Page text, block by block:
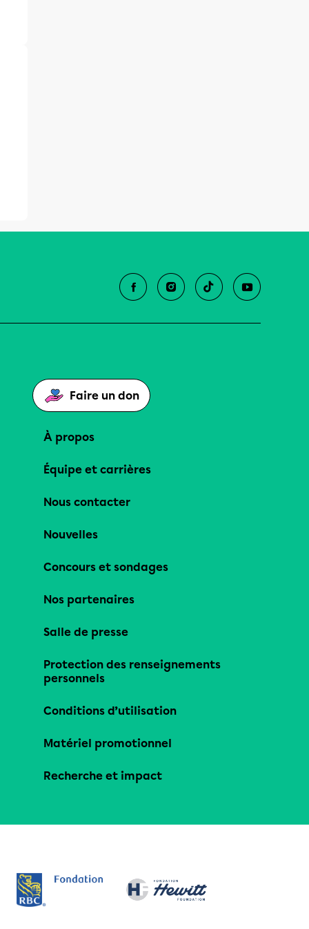
Faire un don
À propos
Équipe et carrières
Nous contacter
Nouvelles
Concours et sondages
Nos partenaires
Salle de presse
Protection des renseignements
personnels
Conditions d’utilisation
Matériel promotionnel
Recherche et impact